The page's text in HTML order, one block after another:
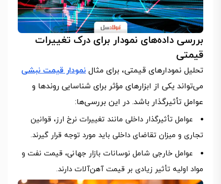
بررسی داده‌های نمودار برای درک تغییرات
قیمتی
تحلیل نمودارهای قیمتی، برای مثال نمودار قیمت نبشی
می‌تواند یکی از ابزارهای مؤثر برای شناسایی روندها و
عوامل تأثیرگذار باشد. در این بررسی‌ها:
عوامل تأثیرگذار داخلی مانند تغییرات نرخ ارز، قوانین
تجاری و میزان تقاضای داخلی باید مورد توجه قرار گیرند.
عوامل خارجی شامل نوسانات بازار جهانی، قیمت نفت و
مواد اولیه تأثیر زیادی بر قیمت آهن‌آلات دارند.